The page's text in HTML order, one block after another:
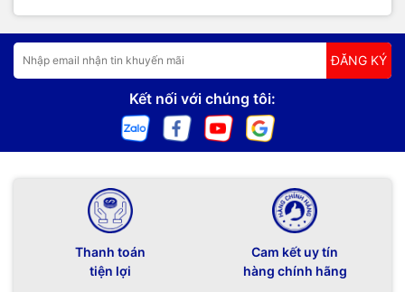
ĐĂNG KÝ
Kết nối với chúng tôi:
Thanh toán
tiện lợi
Cam kết uy tín
hàng chính hãng